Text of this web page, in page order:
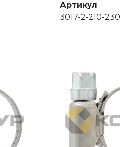
Артикул
3017-2-210-230